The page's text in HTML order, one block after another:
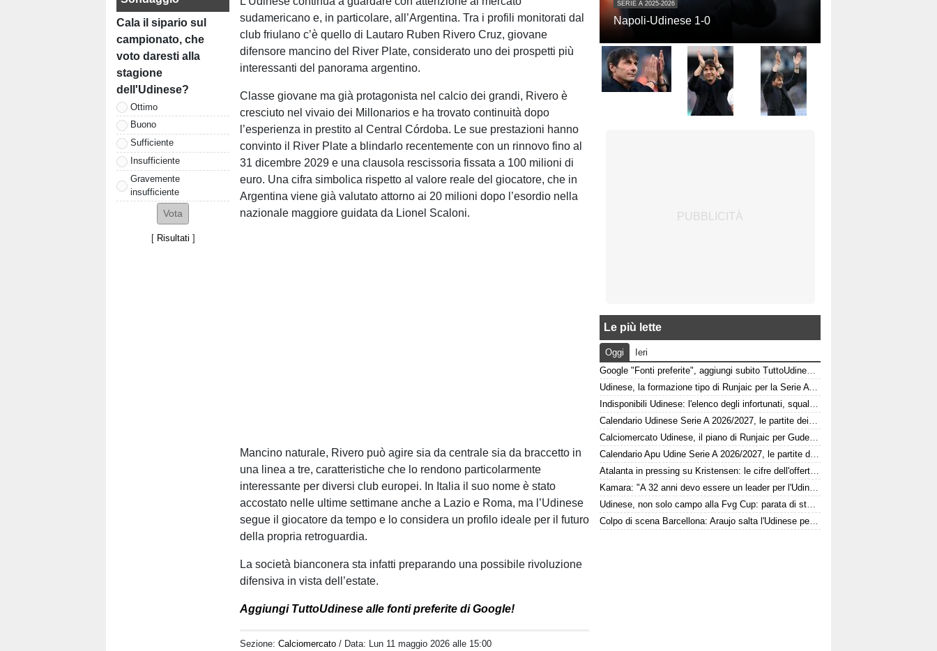
Cala il sipario sul
campionato, che
voto daresti alla
stagione
dell'Udinese?
Ottimo
Buono
Sufficiente
Insufficiente
Gravemente
insufficiente
[ Risultati ]
sudamericano e, in particolare, all’Argentina. Tra i profili monitorati dal
club friulano c’è quello di Lautaro Ruben Rivero Cruz, giovane
difensore mancino del River Plate, considerato uno dei prospetti più
interessanti del panorama argentino.
Classe giovane ma già protagonista nel calcio dei grandi, Rivero è
cresciuto nel vivaio dei Millonarios e ha trovato continuità dopo
l’esperienza in prestito al Central Córdoba. Le sue prestazioni hanno
convinto il River Plate a blindarlo recentemente con un rinnovo fino al
31 dicembre 2029 e una clausola rescissoria fissata a 100 milioni di
euro. Una cifra simbolica rispetto al valore reale del giocatore, che in
Argentina viene già valutato attorno ai 20 milioni dopo l’esordio nella
nazionale maggiore guidata da Lionel Scaloni.
Mancino naturale, Rivero può agire sia da centrale sia da braccetto in
una linea a tre, caratteristiche che lo rendono particolarmente
interessante per diversi club europei. In Italia il suo nome è stato
accostato nelle ultime settimane anche a Lazio e Roma, ma l’Udinese
segue il giocatore da tempo e lo considera un profilo ideale per il futuro
della propria retroguardia.
La società bianconera sta infatti preparando una possibile rivoluzione
difensiva in vista dell’estate.
Aggiungi TuttoUdinese alle fonti preferite di Google!
Sezione:Calciomercato / Data: Lun 11 maggio 2026 alle 15:00
SERIE A 2025-2026
Napoli-Udinese 1-0
Le più lette
Oggi
Ieri
Google "Fonti preferite", aggiungi subito TuttoUdinese e personalizza le tue notizie
Udinese, la formazione tipo di Runjaic per la Serie A 2026/2027
Indisponibili Udinese: l'elenco degli infortunati, squalificati e diffidati
Calendario Udinese Serie A 2026/2027, le partite dei bianconeri: date e orari
Calciomercato Udinese, il piano di Runjaic per Gudelj: l'ex Siviglia avrà un nuovo ruolo
Calendario Apu Udine Serie A 2026/2027, le partite dei bianconeri in Lba: date e orari
Atalanta in pressing su Kristensen: le cifre dell'offerta e la netta condizione dell'Udinese
Kamara: "A 32 anni devo essere un leader per l'Udinese, Zaniolo ha fatto un'ottima scelta"
Udinese, non solo campo alla Fvg Cup: parata di stelle al Bluenergy Stadium
Colpo di scena Barcellona: Araujo salta l'Udinese per volare al Liverpool! Le 3 assenze di Flick